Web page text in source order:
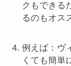
クもできる
るのもオス
例えば：ヴ
くても簡単